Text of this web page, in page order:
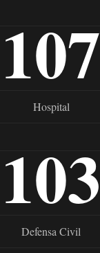
107
Hospital
103
Defensa Civil